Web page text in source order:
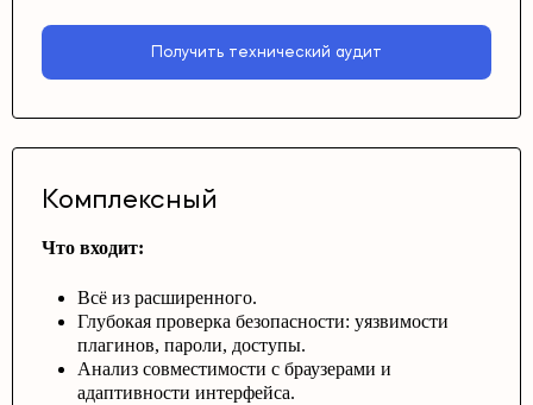
Получить технический аудит
Комплексный
Что входит:
Всё из расширенного.
Глубокая проверка безопасности: уязвимости
плагинов, пароли, доступы.
Анализ совместимости с браузерами и
адаптивности интерфейса.